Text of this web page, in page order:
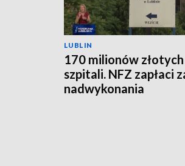
LUBLIN
170 milionów
szpitali. NFZ zapłaci
nadwykonania